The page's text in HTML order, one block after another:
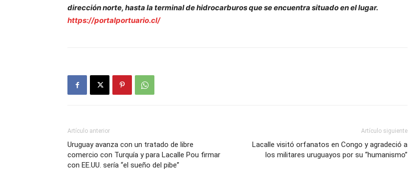
dirección norte, hasta la terminal de hidrocarburos que se encuentra situado en el lugar.
https://portalportuario.cl/
Artículo anterior
Uruguay avanza con un tratado de libre
comercio con Turquía y para Lacalle Pou firmar
con EE.UU. sería “el sueño del pibe”
Artículo siguiente
Lacalle visitó orfanatos en Congo y agradeció a
los militares uruguayos por su “humanismo”